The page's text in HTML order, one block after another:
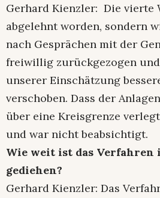
Gerhard Kienzler: Die vierte
abgelehnt worden, sondern
nach Gesprächen mit der
freiwillig zurückgezogen
unserer Einschätzung
verschoben. Dass der
über eine Kreisgrenze
und war nicht beabsichtigt.
Wie weit ist das Verfahren
gediehen?
Gerhard Kienzler: Das